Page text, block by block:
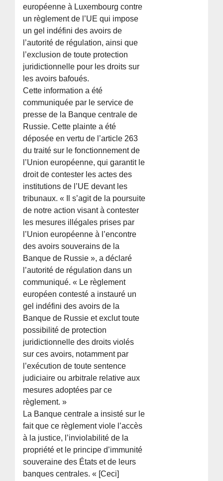
européenne à Luxembourg contre
un règlement de l’UE qui impose
un gel indéfini des avoirs de
l’autorité de régulation, ainsi que
l’exclusion de toute protection
juridictionnelle pour les droits sur
les avoirs bafoués.
Cette information a été
communiquée par le service de
presse de la Banque centrale de
Russie. Cette plainte a été
déposée en vertu de l’article 263
du traité sur le fonctionnement de
l’Union européenne, qui garantit le
droit de contester les actes des
institutions de l’UE devant les
tribunaux. « Il s’agit de la poursuite
de notre action visant à contester
les mesures illégales prises par
l’Union européenne à l’encontre
des avoirs souverains de la
Banque de Russie », a déclaré
l’autorité de régulation dans un
communiqué. « Le règlement
européen contesté a instauré un
gel indéfini des avoirs de la
Banque de Russie et exclut toute
possibilité de protection
juridictionnelle des droits violés
sur ces avoirs, notamment par
l’exécution de toute sentence
judiciaire ou arbitrale relative aux
mesures adoptées par ce
règlement. »
La Banque centrale a insisté sur le
fait que ce règlement viole l’accès
à la justice, l’inviolabilité de la
propriété et le principe d’immunité
souveraine des États et de leurs
banques centrales. « [Ceci]